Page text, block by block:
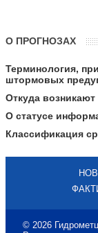
О ПРОГНОЗАХ
Терминология,
штормовых
Откуда
О статусе
Классификация
© 2026